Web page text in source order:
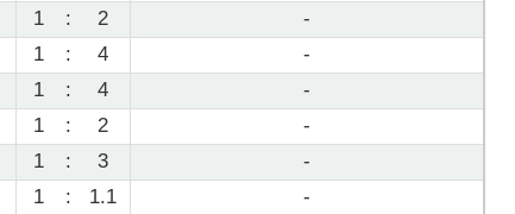
1 : 2
-
1 : 4
-
1 : 4
-
1 : 2
-
1 : 3
-
1 : 1.1
-